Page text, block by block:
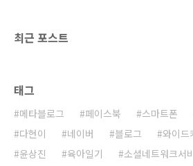
알려지지 않았었고 네티즌 ..
최근 포스트
태그
메타블로그 페이스북 스마트폰
다현이
네이버 블로그
와이드
윤상진
육아일기 소셜네트워크서